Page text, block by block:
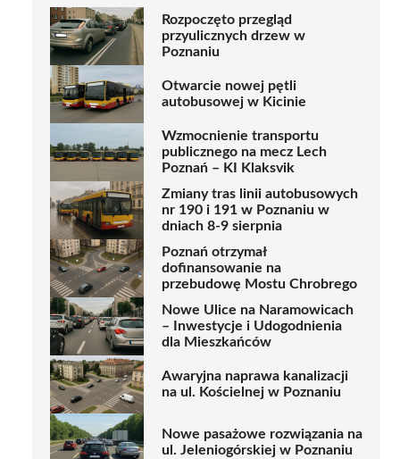
Rozpoczęto przegląd
przyulicznych drzew w
Poznaniu
Otwarcie nowej pętli
autobusowej w Kicinie
Wzmocnienie transportu
publicznego na mecz Lech
Poznań – KI Klaksvik
Zmiany tras linii autobusowych
nr 190 i 191 w Poznaniu w
dniach 8-9 sierpnia
Poznań otrzymał
dofinansowanie na
przebudowę Mostu Chrobrego
Nowe Ulice na Naramowicach
– Inwestycje i Udogodnienia
dla Mieszkańców
Awaryjna naprawa kanalizacji
na ul. Kościelnej w Poznaniu
Nowe pasażowe rozwiązania na
ul. Jeleniogórskiej w Poznaniu